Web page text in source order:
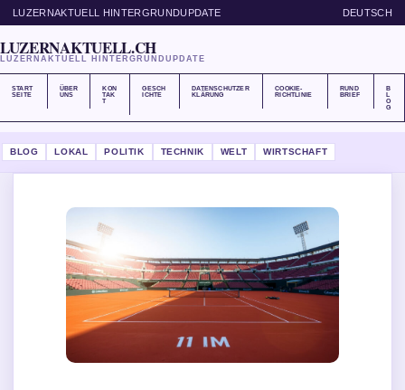
LUZERNAKTUELL HINTERGRUNDUPDATE DEUTSCH
LUZERNAKTUELL.CH
LUZERNAKTUELL HINTERGRUNDUPDATE
START
SEITE
ÜBER
UNS
KON
TAK
T
GESCH
ICHTE
DATENSCHUTZER
KLÄRUNG
COOKIE-
RICHTLINIE
RUND
BRIEF
B
O
G
BLOG LOKAL POLITIK TECHNIK WELT WIRTSCHAFT